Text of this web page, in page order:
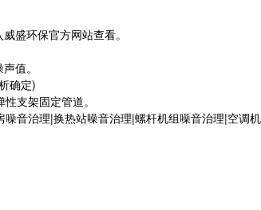
盛环保官方网站查看。
值。
确定)
支架固定管道。
音治理|换热站噪音治理|螺杆机组噪音治理|空